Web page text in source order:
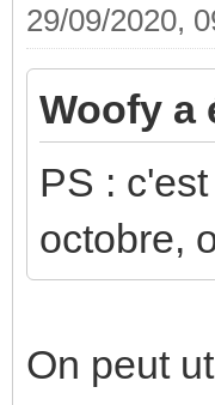
29/09/2020,
Woofy a
PS :
octobre,
On peut